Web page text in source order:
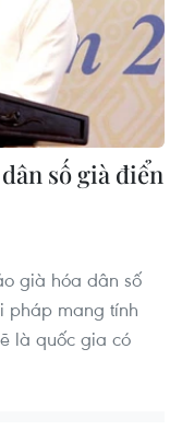
số già điển
già hóa dân số
pháp mang tính
là quốc gia có